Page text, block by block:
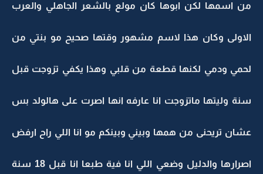
من اسمها لكن ابوها كان مولع بالشعر الجاهلي والعرب
الاولى وكان هذا لاسم مشهور وقتها صحيح مو بنتي من
لحمي ودمي لكنها قطعة من قلبي وهذا يكفي تزوجت قبل
سنة وليتها ماتزوجت انا عارفه انها اصرت على هالولد بس
عشان تريحنى من همها وبيني وبينكم مو انا اللي راح ارفض
اصرارها والدليل وضعي اللي انا فية طبعا انا قبل 18 سنة